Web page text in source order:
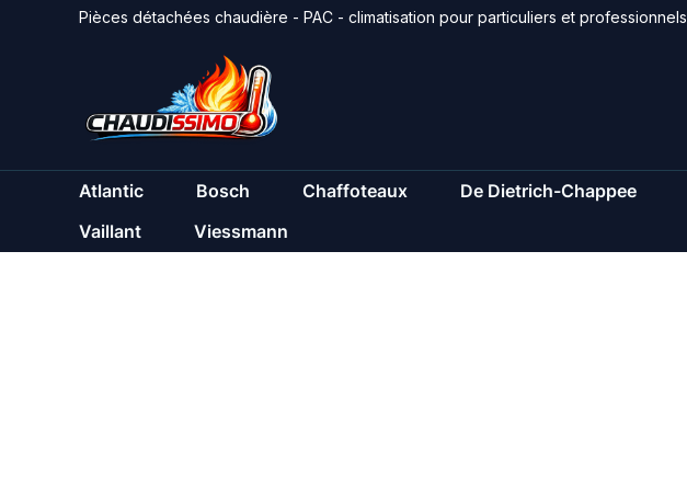
Pièces détachées chaudière - PAC - climatisation pour particuliers et professionnels
Atlantic Bosch Chaffoteaux De Dietrich-Chappee
Vaillant
Viessmann